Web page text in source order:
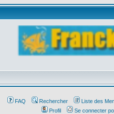
FAQ Rechercher
Liste des
Profil
Se connecter